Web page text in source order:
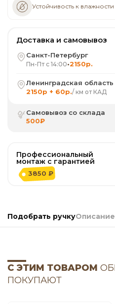
Устойчивость к влажности
Доставка и самовывоз
Санкт-Петербург
Пн-Пт с 14:00•2150р.
Ленинградская область
2150р + 60р./ км от КАД
Самовывоз со склада
500₽
Профессиональный
монтаж с гарантией
3850 ₽
Подобрать ручкуОписание
С ЭТИМ ТОВАРОМ
ПОКУПАЮТ